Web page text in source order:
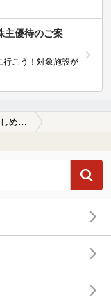
主優待のご案
行こう！対象施設が